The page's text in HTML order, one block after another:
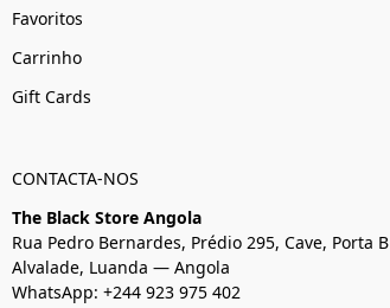
Favoritos
Carrinho
Gift Cards
CONTACTA-NOS
The Black Store Angola
Rua Pedro Bernardes, Prédio 295, Cave, Porta B
Alvalade, Luanda — Angola
WhatsApp: +244 923 975 402